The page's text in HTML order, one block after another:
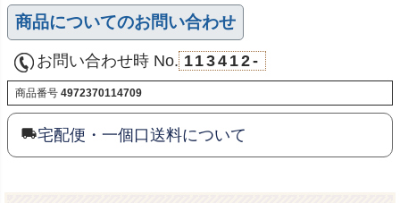
商品についてのお問い合わせ
お問い合わせ時 No. 113412-
商品番号 4972370114709
宅配便・一個口送料について